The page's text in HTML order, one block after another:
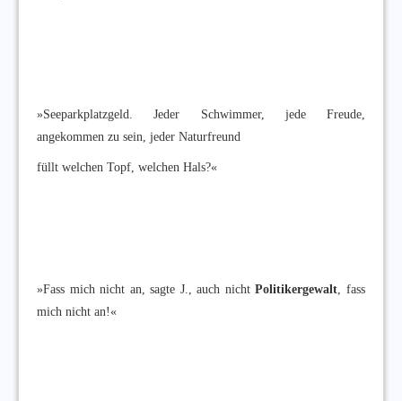
»Seeparkplatzgeld. Jeder Schwimmer, jede Freude,
angekommen zu sein, jeder Naturfreund
füllt welchen Topf, welchen Hals?«
»Fass mich nicht an, sagte J., auch nichtPolitikergewalt , fass
mich nicht an!«